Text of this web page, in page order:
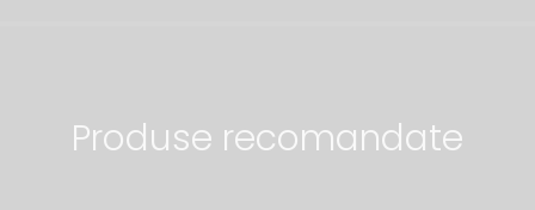
Produse recomandate